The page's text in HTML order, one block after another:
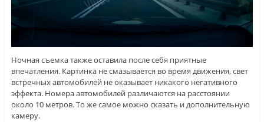
Ночная съемка также оставила после себя приятные
впечатления. Картинка не смазывается во время движения, свет
встречных автомобилей не оказывает никакого негативного
эффекта. Номера автомобилей различаются на расстоянии
около 10 метров. То же самое можно сказать и дополнительную
камеру.